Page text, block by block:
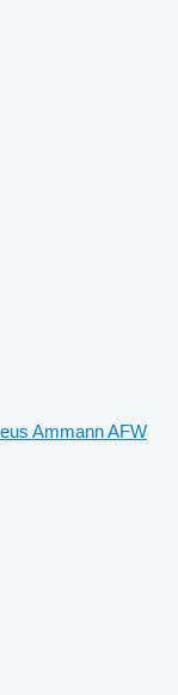
Ammann AFW